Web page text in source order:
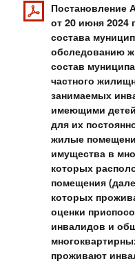
Постановление
от 20 июня 2024
состава
обследованию
состав
частного
занимаемых
имеющими
для их
жилые
имущества в
которых
помещения
которых
оценки
инвалидов и
проживают